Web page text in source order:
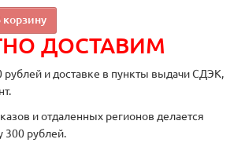
корзину
ДОСТАВИМ
рублей и доставке в пункты выдачи СДЭК,
и отдаленных регионов делается
300 рублей.